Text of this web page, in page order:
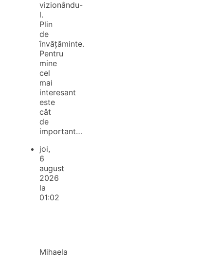
vizionându-
l.
Plin
de
învățăminte.
Pentru
mine
cel
mai
interesant
este
cât
de
important…
joi,
6
august
2026
la
01:02
Mihaela